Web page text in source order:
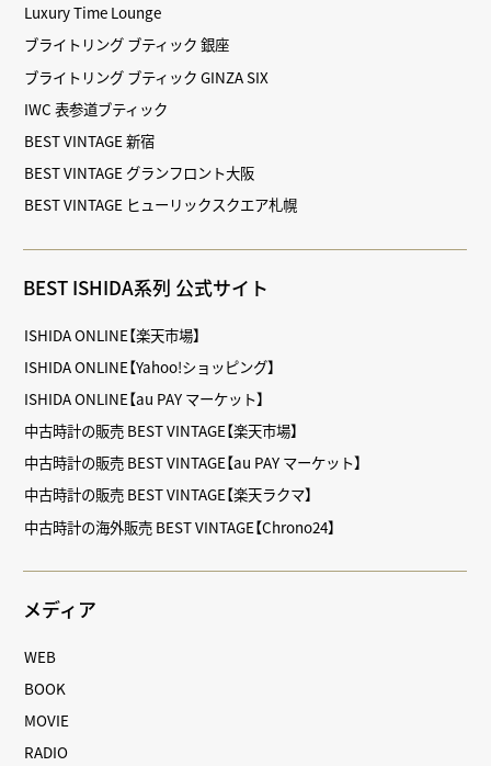
Luxury Time Lounge
ブライトリング ブティック 銀座
ブライトリング ブティック GINZA SIX
IWC 表参道ブティック
BEST VINTAGE 新宿
BEST VINTAGE グランフロント大阪
BEST VINTAGE ヒューリックスクエア札幌
BEST ISHIDA系列 公式サイト
ISHIDA ONLINE【楽天市場】
ISHIDA ONLINE【Yahoo!ショッピング】
ISHIDA ONLINE【au PAY マーケット】
中古時計の販売 BEST VINTAGE【楽天市場】
中古時計の販売 BEST VINTAGE【au PAY マーケット】
中古時計の販売 BEST VINTAGE【楽天ラクマ】
中古時計の海外販売 BEST VINTAGE【Chrono24】
メディア
WEB
BOOK
MOVIE
RADIO